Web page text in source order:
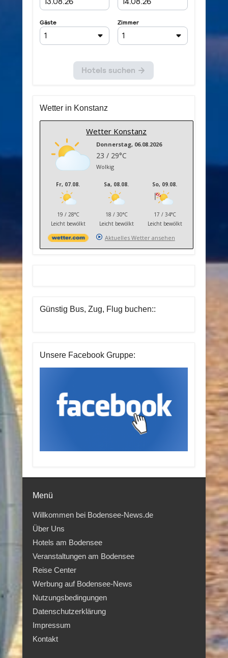
Wetter in Konstanz
Wetter Konstanz
Donnerstag, 06.08.2026
23 / 29°C
Wolkig
Fr, 07.08.
19 / 28°C
Leicht bewölkt
Sa, 08.08.
18 / 30°C
Leicht bewölkt
So, 09.08.
17 / 34°C
Leicht bewölkt
Aktuelles Wetter ansehen
Günstig Bus, Zug, Flug buchen::
Unsere Facebook Gruppe:
Menü
Willkommen bei Bodensee-News.de
Über Uns
Hotels am Bodensee
Veranstaltungen am Bodensee
Reise Center
Werbung auf Bodensee-News
Nutzungsbedingungen
Datenschutzerklärung
Impressum
Kontakt